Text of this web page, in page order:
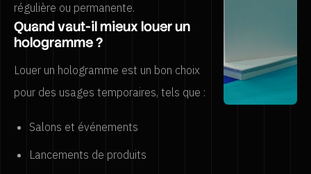
régulière ou permanente.
Quand vaut-il mieux louer un
hologramme ?
Louer un hologramme est un bon choix
pour des usages temporaires, tels que :
Salons et événements
Lancements de produits